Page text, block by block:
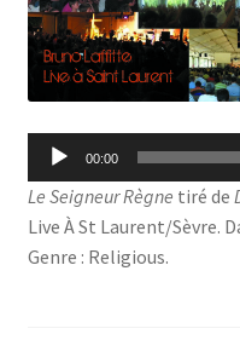
Lecteur
audio
00:00
Le Seigneur Règne tiré de
Live À St Laurent/Sèvre.
Genre : Religious.